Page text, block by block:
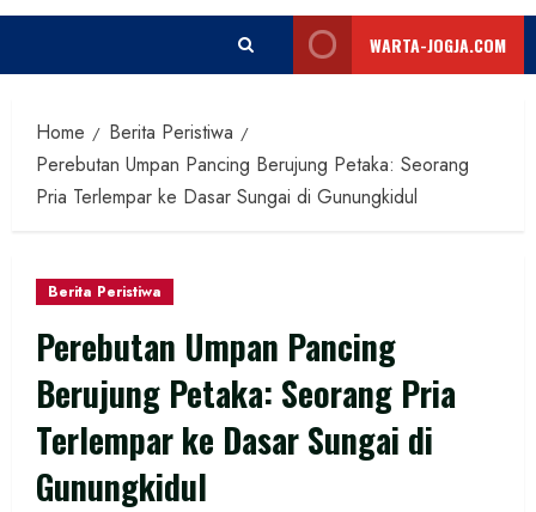
WARTA-JOGJA.COM
Home
Berita Peristiwa
Perebutan Umpan Pancing Berujung Petaka: Seorang
Pria Terlempar ke Dasar Sungai di Gunungkidul
Berita Peristiwa
Perebutan Umpan Pancing
Berujung Petaka: Seorang Pria
Terlempar ke Dasar Sungai di
Gunungkidul